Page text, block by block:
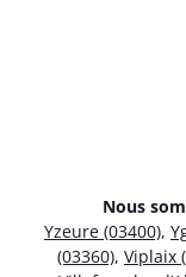
Nous
Yzeure (03400),
(03360), Viplaix